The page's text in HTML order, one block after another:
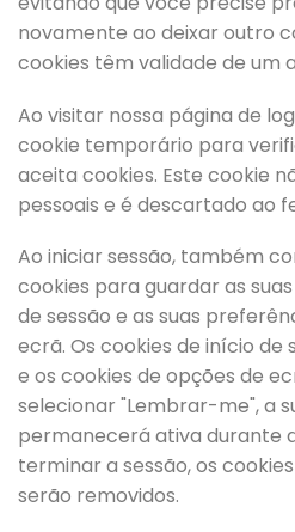
novamente ao deixar outro
cookies têm validade de um
Ao visitar nossa página de
cookie temporário para
aceita cookies. Este cookie
pessoais e é descartado ao
Ao iniciar sessão, também
cookies para guardar as
de sessão e as suas
ecrã. Os cookies de início de
e os cookies de opções de
selecionar "Lembrar-me", a
permanecerá ativa durante
terminar a sessão, os
serão removidos.